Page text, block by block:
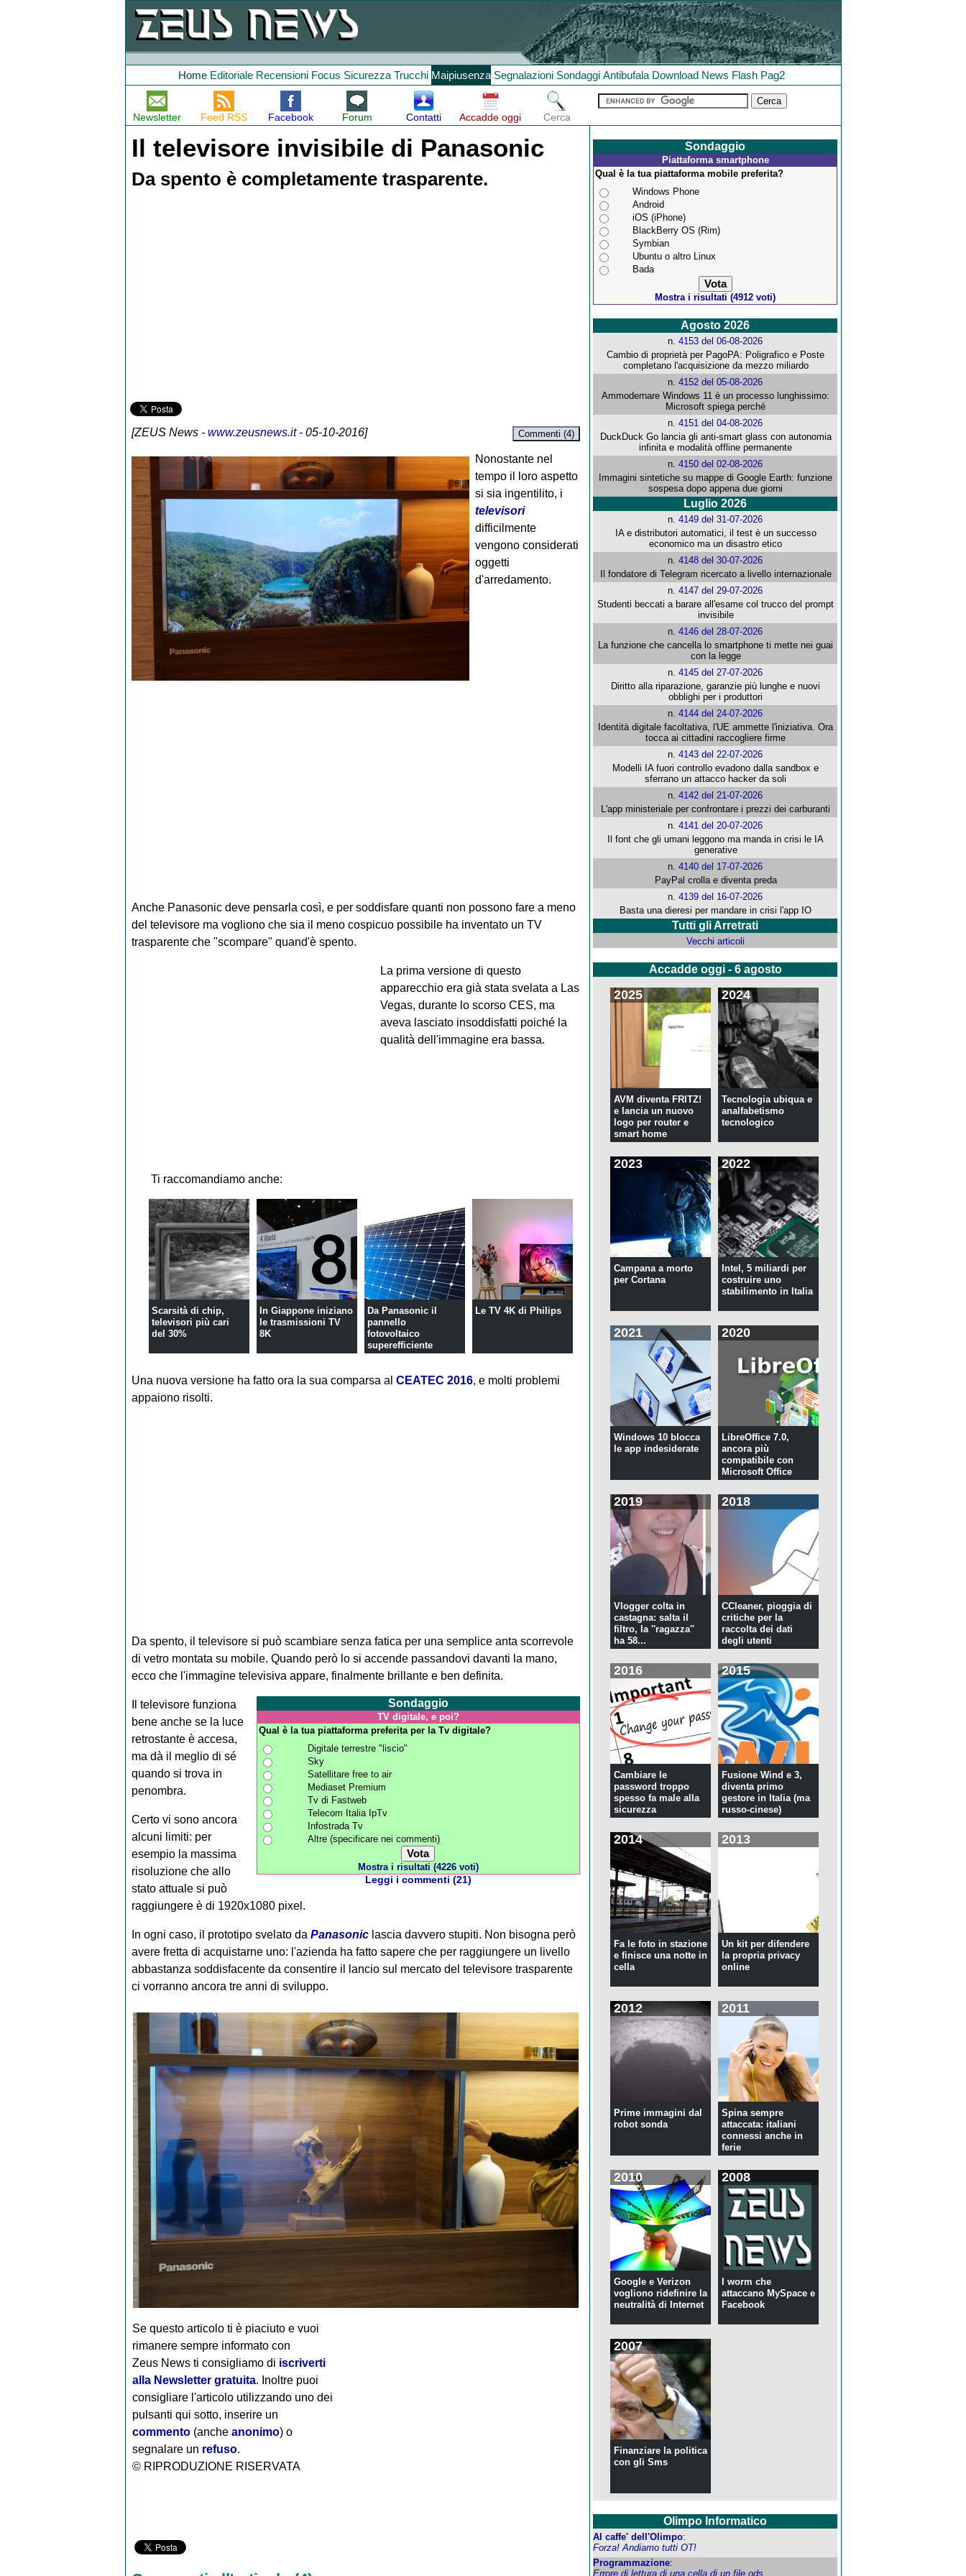
Home Editoriale Recensioni Focus Sicurezza Trucchi Maipiusenza Segnalazioni Sondaggi Antibufala Download News Flash Pag2
Newsletter Feed RSS Facebook Forum Contatti Accadde oggi Cerca
Il televisore invisibile di Panasonic
Da spento è completamente trasparente.
[ZEUS News- www.zeusnews.it- 05-10-2016] Commenti (4)
Nonostante nel
tempo il loro aspetto
si sia ingentilito, i
televisori
difficilmente
vengono considerati
oggetti
d'arredamento.
Anche Panasonic deve pensarla così, e per soddisfare quanti non possono fare a meno
del televisore ma vogliono che sia il meno cospicuo possibile ha inventato un TV
trasparente che "scompare" quand'è spento.
La prima versione di questo
apparecchio era già stata svelata a Las
Vegas, durante lo scorso CES, ma
aveva lasciato insoddisfatti poiché la
qualità dell'immagine era bassa.
Ti raccomandiamo anche:
Scarsità di chip,
televisori più cari
del 30%
In Giappone iniziano
le trasmissioni TV
8K
Da Panasonic il
pannello
fotovoltaico
superefficiente
Le TV 4K di Philips
Una nuova versione ha fatto ora la sua comparsa al CEATEC 2016, e molti problemi
appaiono risolti.
Da spento, il televisore si può scambiare senza fatica per una semplice anta scorrevole
di vetro montata su mobile. Quando però lo si accende passandovi davanti la mano,
ecco che l'immagine televisiva appare, finalmente brillante e ben definita.
Sondaggio
TV digitale, e poi?
Qual è la tua piattaforma preferita per la Tv digitale?
Digitale terrestre "liscio"
Sky
Satellitare free to air
Mediaset Premium
Tv di Fastweb
Telecom Italia IpTv
Infostrada Tv
Altre (specificare nei commenti)
Mostra i risultati (4226 voti)
Leggi i commenti (21)
Il televisore funziona
bene anche se la luce
retrostante è accesa,
ma dà il meglio di sé
quando si trova in
penombra.
Certo vi sono ancora
alcuni limiti: per
esempio la massima
risoluzione che allo
stato attuale si può
raggiungere è di 1920x1080 pixel.
In ogni caso, il prototipo svelato da Panasoniclascia davvero stupiti. Non bisogna però
avere fretta di acquistarne uno: l'azienda ha fatto sapere che per raggiungere un livello
abbastanza soddisfacente da consentire il lancio sul mercato del televisore trasparente
ci vorranno ancora tre anni di sviluppo.
Se questo articolo ti è piaciuto e vuoi
rimanere sempre informato con
Zeus News ti consigliamo di iscriverti
alla Newsletter gratuita. Inoltre puoi
consigliare l'articolo utilizzando uno dei
pulsanti qui sotto, inserire un
commento(anche anonimo) o
segnalare un refuso.
© RIPRODUZIONE RISERVATA
Sondaggio
Piattaforma smartphone
Qual è la tua piattaforma mobile preferita?
Windows Phone
Android
iOS (iPhone)
BlackBerry OS (Rim)
Symbian
Ubuntu o altro Linux
Bada
Mostra i risultati (4912 voti)
Agosto 2026
n.4153 del 06-08-2026
Cambio di proprietà per PagoPA: Poligrafico e Poste
completano l'acquisizione da mezzo miliardo
n.4152 del 05-08-2026
Ammodernare Windows 11 è un processo lunghissimo:
Microsoft spiega perché
n.4151 del 04-08-2026
DuckDuck Go lancia gli anti-smart glass con autonomia
infinita e modalità offline permanente
n.4150 del 02-08-2026
Immagini sintetiche su mappe di Google Earth: funzione
sospesa dopo appena due giorni
Luglio 2026
n.4149 del 31-07-2026
IA e distributori automatici, il test è un successo
economico ma un disastro etico
n.4148 del 30-07-2026
Il fondatore di Telegram ricercato a livello internazionale
n.4147 del 29-07-2026
Studenti beccati a barare all'esame col trucco del prompt
invisibile
n.4146 del 28-07-2026
La funzione che cancella lo smartphone ti mette nei guai
con la legge
n.4145 del 27-07-2026
Diritto alla riparazione, garanzie più lunghe e nuovi
obblighi per i produttori
n.4144 del 24-07-2026
Identità digitale facoltativa, l'UE ammette l'iniziativa. Ora
tocca ai cittadini raccogliere firme
n.4143 del 22-07-2026
Modelli IA fuori controllo evadono dalla sandbox e
sferrano un attacco hacker da soli
n.4142 del 21-07-2026
L'app ministeriale per confrontare i prezzi dei carburanti
n.4141 del 20-07-2026
Il font che gli umani leggono ma manda in crisi le IA
generative
n.4140 del 17-07-2026
PayPal crolla e diventa preda
n.4139 del 16-07-2026
Basta una dieresi per mandare in crisi l'app IO
Tutti gli Arretrati
Vecchi articoli
Accadde oggi - 6 agosto
2025
AVM diventa FRITZ!
e lancia un nuovo
logo per router e
smart home
2024
Tecnologia ubiqua e
analfabetismo
tecnologico
2023
Campana a morto
per Cortana
2022
Intel, 5 miliardi per
costruire uno
stabilimento in Italia
2021
Windows 10 blocca
le app indesiderate
2020
LibreOffice 7.0,
ancora più
compatibile con
Microsoft Office
2019
Vlogger colta in
castagna: salta il
filtro, la ''ragazza''
ha 58...
2018
CCleaner, pioggia di
critiche per la
raccolta dei dati
degli utenti
2016
Cambiare le
password troppo
spesso fa male alla
sicurezza
2015
Fusione Wind e 3,
diventa primo
gestore in Italia (ma
russo-cinese)
2014
Fa le foto in stazione
e finisce una notte in
cella
2013
Un kit per difendere
la propria privacy
online
2012
Prime immagini dal
robot sonda
2011
Spina sempre
attaccata: italiani
connessi anche in
ferie
2010
Google e Verizon
vogliono ridefinire la
neutralità di Internet
2008
I worm che
attaccano MySpace e
Facebook
2007
Finanziare la politica
con gli Sms
Olimpo Informatico
Al caffe' dell'Olimpo:
Forza! Andiamo tutti OT!
Programmazione:
Errore di lettura di una cella di un file ods